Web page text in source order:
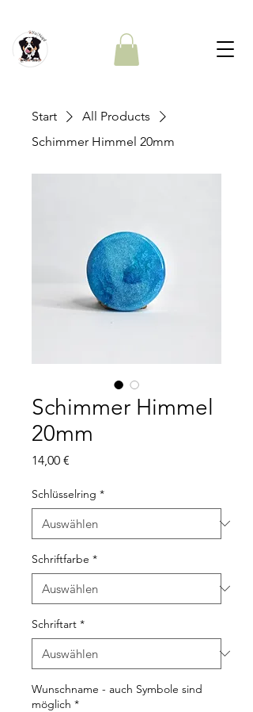
Start
All Products
Schimmer Himmel 20mm
Schimmer Himmel
20mm
14,00 €
Schlüsselring *
Schriftfarbe *
Schriftart *
Wunschname - auch Symbole sind
möglich *